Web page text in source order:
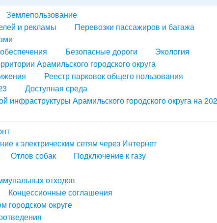
Землепользование
и рекламы
Перевозки пассажиров и багажа
Безопасные дороги
Экология
Арамильского городского округа
Реестр парковок общего пользования
Доступная среда
инфраструктуры Арамильского городского округа на
к электрическим сетям через Интернет
Отлов собак
Подключение к газу
отходов
Концессионные соглашения
городском округе